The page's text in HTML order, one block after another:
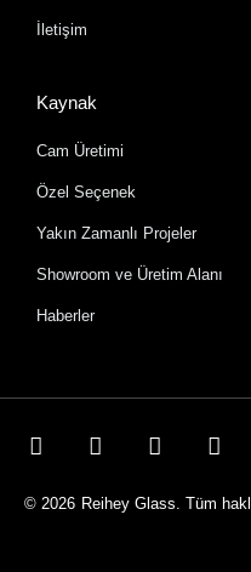
İletişim
Kaynak
Cam Üretimi
Özel Seçenek
Yakın Zamanlı Projeler
Showroom ve Üretim Alanı
Haberler
© 2026 Reihey Glass. Tüm